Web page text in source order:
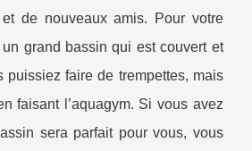
de nouveaux amis. Pour votre
grand bassin qui est couvert et
puissiez faire de trempettes, mais
faisant l’aquagym. Si vous avez
sera parfait pour vous, vous